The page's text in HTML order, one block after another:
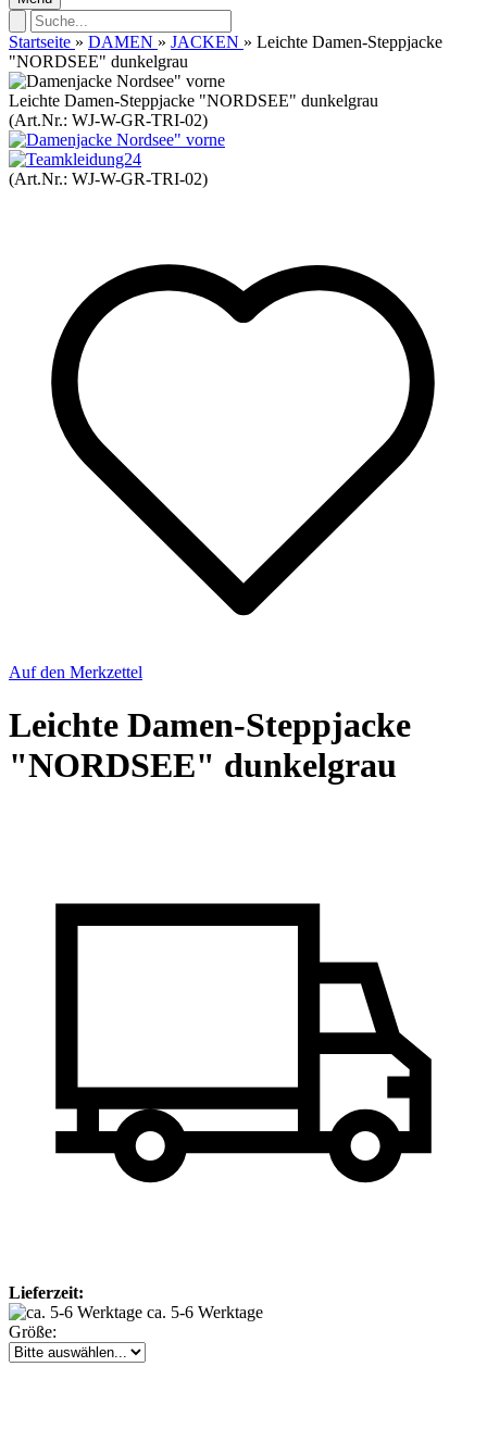
Startseite » DAMEN » JACKEN » Leichte Damen-Steppjacke
"NORDSEE" dunkelgrau
Leichte Damen-Steppjacke "NORDSEE" dunkelgrau
(Art.Nr.: WJ-W-GR-TRI-02)
(Art.Nr.: WJ-W-GR-TRI-02)
Auf den Merkzettel
Leichte Damen-Steppjacke
"NORDSEE" dunkelgrau
Lieferzeit:
ca. 5-6 Werktage
Größe: